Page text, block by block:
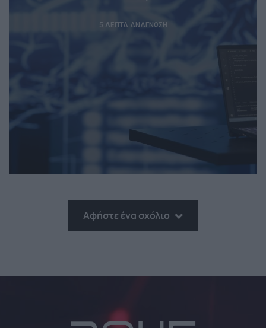
5 ΛΕΠΤΆ ΑΝΆΓΝΩΣΗ
Αφήστε ένα σχόλιο